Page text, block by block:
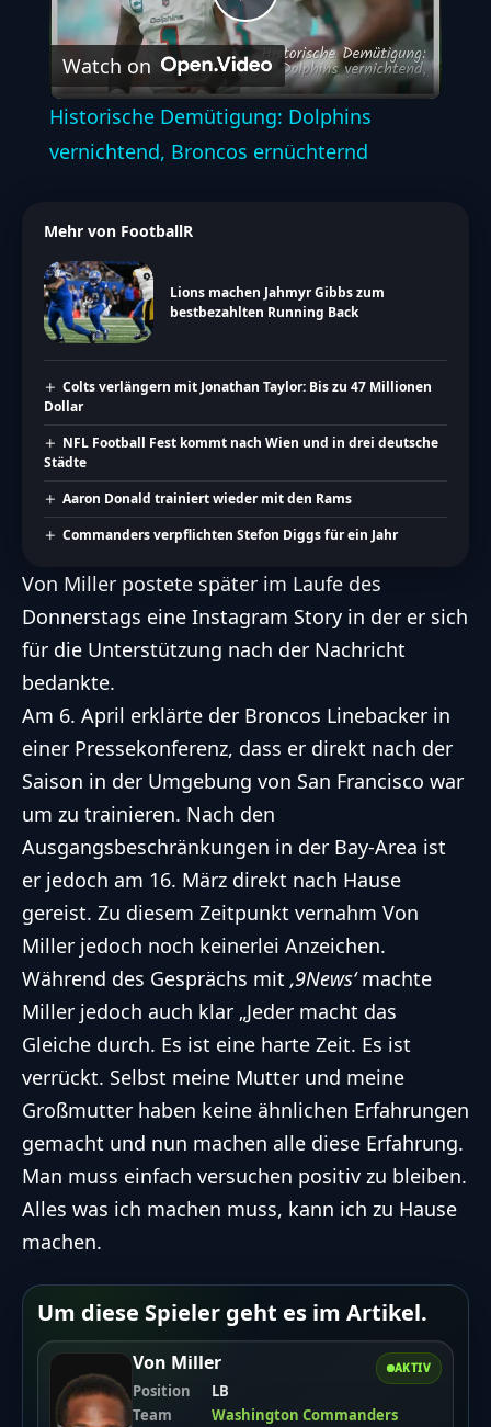
Play
Video
Watch on
Historische Demütigung: Dolphins
vernichtend, Broncos ernüchternd
Mehr von FootballR
Lions machen Jahmyr Gibbs zum
bestbezahlten Running Back
Colts verlängern mit Jonathan Taylor: Bis zu 47 Millionen
Dollar
NFL Football Fest kommt nach Wien und in drei deutsche
Städte
Aaron Donald trainiert wieder mit den Rams
Commanders verpflichten Stefon Diggs für ein Jahr
Von Miller postete später im Laufe des
Donnerstags eine Instagram Story in der er sich
für die Unterstützung nach der Nachricht
bedankte.
Am 6. April erklärte der Broncos Linebacker in
einer Pressekonferenz, dass er direkt nach der
Saison in der Umgebung von San Francisco war
um zu trainieren. Nach den
Ausgangsbeschränkungen in der Bay-Area ist
er jedoch am 16. März direkt nach Hause
gereist. Zu diesem Zeitpunkt vernahm Von
Miller jedoch noch keinerlei Anzeichen.
Während des Gesprächs mit ‚9News‘machte
Miller jedoch auch klar „Jeder macht das
Gleiche durch. Es ist eine harte Zeit. Es ist
verrückt. Selbst meine Mutter und meine
Großmutter haben keine ähnlichen Erfahrungen
gemacht und nun machen alle diese Erfahrung.
Man muss einfach versuchen positiv zu bleiben.
Alles was ich machen muss, kann ich zu Hause
machen.
Um diese Spieler geht es im Artikel.
AKTIV
Von Miller
Position
LB
Team
Washington Commanders